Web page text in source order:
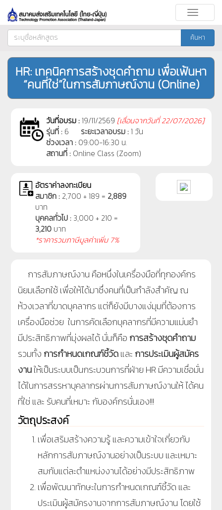
Toggle
ค้นหา
HR: เทคนิคการสร้างชุดคำถาม เพื่อเฟ้นหา
“คนที่ใช่”ในการสัมภาษณ์งาน (Online)
วันที่อบรม :19/11/2569 [เลื่อนจากวันที่22/07/2026]
รุ่นที่ : 6 ระยะเวลาอบรม :1 วัน
ช่วงเวลา : 09:00-16:30 น.
สถานที่ : Online Class (Zoom)
อัตราค่าลงทะเบียน
สมาชิก : 2,700 + 189 = 2,889
บาท
บุคคลทั่วไป : 3,000 + 210 =
3,210 บาท
*ราคารวมภาษีมูลค่าเพิ่ม 7%
การสัมภาษณ์งาน คือหนึ่งในเครื่องมือที่ทุกองค์กร
นิยมเลือกใช้ เพื่อให้ได้มาซึ่งคนที่เป็นกำลังสำคัญ ณ
ห้วงเวลาที่ขาดบุคลากร แต่ก็ยังมีบางแง่มุมที่ต้องการ
เครื่องมือช่วย ในการคัดเลือกบุคลากรที่มีความแม่นยำ
มีประสิทธิภาพที่มุ่งผลได้ นั่นก็คือ การสร้างชุดคำถาม
รวมทั้ง การกำหนดเกณฑ์ชี้วัดและ การประเมินผู้สมัคร
งานให้เป็นระบบเป็นกระบวนการที่ฝ่าย HR มีความเชื่อมั่น
ได้ในการสรรหาบุคลากรผ่านการสัมภาษณ์งานให้ได้คน
ที่ใช่ และ รับคนที่เหมาะ กับองค์กรนั่นเอง!!!
วัตถุประสงค์
เพื่อเสริมสร้างความรู้ และความเข้าใจเกี่ยวกับ
หลักการสัมภาษณ์งานอย่างเป็นระบบ และเหมาะ
สมกับแต่ละตำแหน่งงานได้อย่างมีประสิทธิภาพ
เพื่อพัฒนาทักษะในการกำหนดเกณฑ์ชี้วัด และ
ประเมินผู้สมัครงานจากการสัมภาษณ์งาน โดยใช้